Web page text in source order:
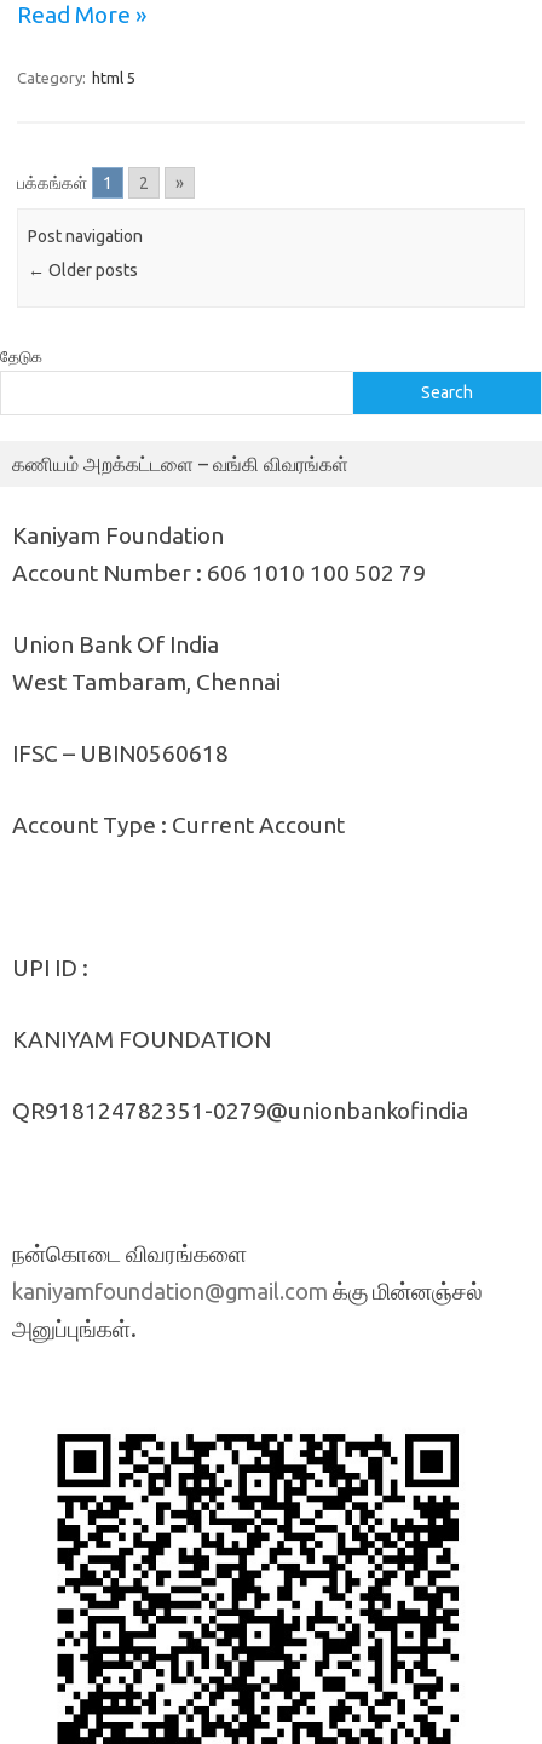
Read More »
Category: html 5
பக்கங்கள் 1 2 »
Post navigation
← Older posts
தேடுக
Search
கணியம் அறக்கட்டளை – வங்கி விவரங்கள்
Kaniyam Foundation
Account Number : 606 1010 100 502 79
Union Bank Of India
West Tambaram, Chennai
IFSC – UBIN0560618
Account Type : Current Account
UPI ID :
KANIYAM FOUNDATION
QR918124782351-0279@unionbankofindia
நன்கொடை விவரங்களை
kaniyamfoundation@gmail.com க்கு மின்னஞ்சல்
அனுப்புங்கள்.